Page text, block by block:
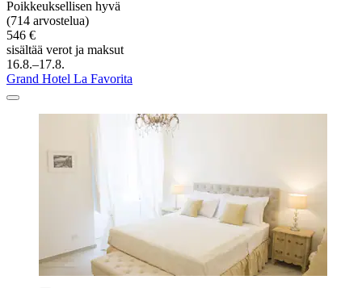
Poikkeuksellisen hyvä
(714 arvostelua)
546 €
sisältää verot ja maksut
16.8.–17.8.
Grand Hotel La Favorita